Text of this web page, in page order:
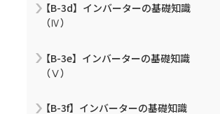
【B-3d】インバーターの基礎知識
（Ⅳ）
【B-3e】インバーターの基礎知識
（Ⅴ）
【B-3f】インバーターの基礎知識